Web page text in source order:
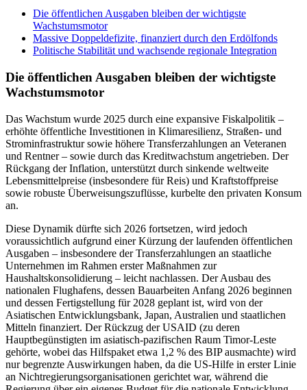
Die öffentlichen Ausgaben bleiben der wichtigste
Wachstumsmotor
Massive Doppeldefizite, finanziert durch den Erdölfonds
Politische Stabilität und wachsende regionale Integration
Die öffentlichen Ausgaben bleiben der wichtigste
Wachstumsmotor
Das Wachstum wurde 2025 durch eine expansive Fiskalpolitik –
erhöhte öffentliche Investitionen in Klimaresilienz, Straßen- und
Strominfrastruktur sowie höhere Transferzahlungen an Veteranen
und Rentner – sowie durch das Kreditwachstum angetrieben. Der
Rückgang der Inflation, unterstützt durch sinkende weltweite
Lebensmittelpreise (insbesondere für Reis) und Kraftstoffpreise
sowie robuste Überweisungszuflüsse, kurbelte den privaten Konsum
an.
Diese Dynamik dürfte sich 2026 fortsetzen, wird jedoch
voraussichtlich aufgrund einer Kürzung der laufenden öffentlichen
Ausgaben – insbesondere der Transferzahlungen an staatliche
Unternehmen im Rahmen erster Maßnahmen zur
Haushaltskonsolidierung – leicht nachlassen. Der Ausbau des
nationalen Flughafens, dessen Bauarbeiten Anfang 2026 beginnen
und dessen Fertigstellung für 2028 geplant ist, wird von der
Asiatischen Entwicklungsbank, Japan, Australien und staatlichen
Mitteln finanziert. Der Rückzug der USAID (zu deren
Hauptbegünstigten im asiatisch-pazifischen Raum Timor-Leste
gehörte, wobei das Hilfspaket etwa 1,2 % des BIP ausmachte) wird
nur begrenzte Auswirkungen haben, da die US-Hilfe in erster Linie
an Nichtregierungsorganisationen gerichtet war, während die